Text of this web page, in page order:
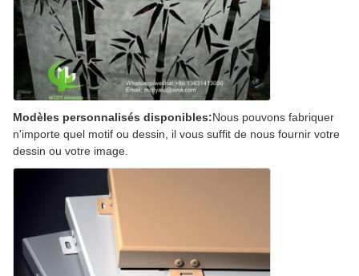
Modèles personnalisés disponibles:Nous pouvons fabriquer
n'importe quel motif ou dessin, il vous suffit de nous fournir votre
dessin ou votre image.